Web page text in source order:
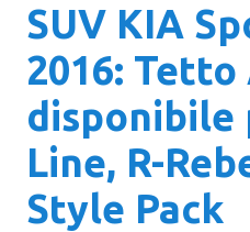
SUV KIA
2016:
disponibile
Line, R-
Style Pack